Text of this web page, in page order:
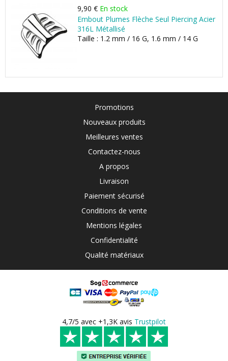
9,90 € En stock
Embout Plumes Flèche Seul Piercing Acier
316L Métallisé
Taille : 1.2 mm / 16 G, 1.6 mm / 14 G
Promotions
Nouveaux produits
Meilleures ventes
Contactez-nous
A propos
Livraison
Paiement sécurisé
Conditions de vente
Mentions légales
Confidentialité
Qualité matériaux
4,7/5 avec +1,3K avis Trustpilot